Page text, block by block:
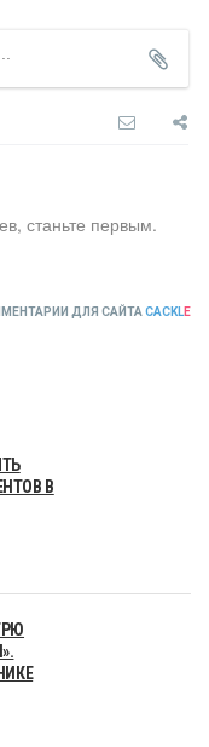
станьте первым.
ДЛЯ САЙТА CACKLE
В